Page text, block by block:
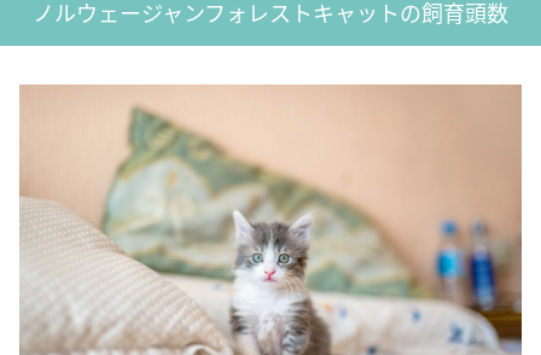
ノルウェージャンフォレストキャットの飼育頭数